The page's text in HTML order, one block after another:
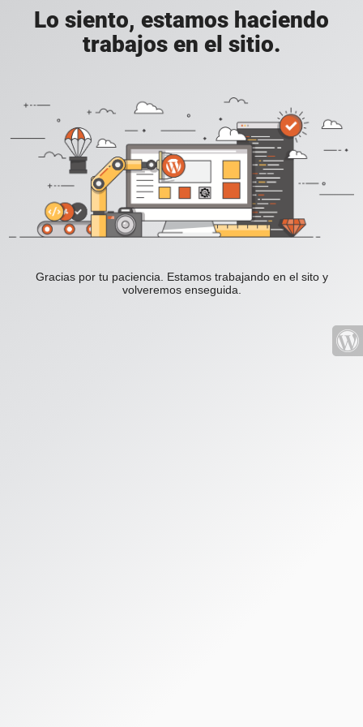
Lo siento, estamos haciendo
trabajos en el sitio.
Gracias por tu paciencia. Estamos trabajando en el sito y
volveremos enseguida.